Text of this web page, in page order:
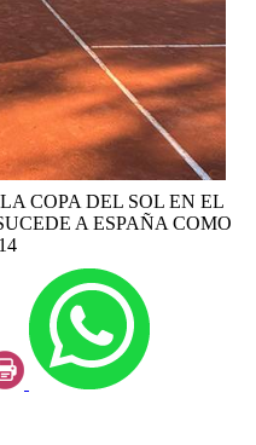
COPA DEL SOL EN EL
A ESPAÑA COMO